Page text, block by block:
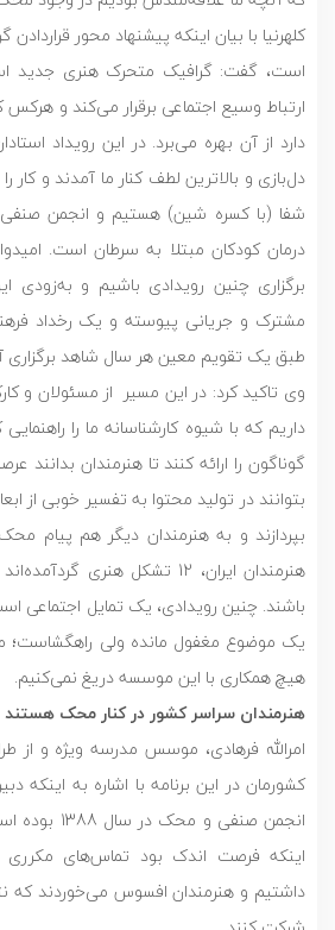
کلهرنیا با بیان اینکه پیشنهاد محور
است، گفت: گرافیک متحرک هنری جدید
ارتباط وسیع اجتماعی برقرار می‌کند و
دارد از آن بهره می‌برد. در این رویداد
دل‌بازی و بالاترین لطف کنار ما آمدند و کار
شفا (با کسره شین) هستیم و انجمن صنفی
درمان کودکان مبتلا به سرطان است.
برگزاری چنین رویدادی باشیم و به‌زودی
مشترک و جریانی پیوسته و یک رخداد
طبق یک تقویم معین هر سال شاهد برگزاری
وی تاکید کرد: در این مسیر از مسئولان و
داریم که با شیوه کارشناسانه ما را
گوناگون را ارائه کنند تا هنرمندان بدانند
بتوانند در تولید محتوا به تفسیر خوبی از
بپردازند و به هنرمندان دیگر هم پیام
هنرمندان ایران، 12 تشکل هنری
باشند. چنین رویدادی، یک تمایل
یک موضوع مغفول مانده ولی راهگشاست؛
هیچ همکاری با این موسسه دریغ نمی‌کنیم.
هنرمندان سراسر کشور در کنار محک هستند
امرالله فرهادی، موسس مدرسه ویژه و از
کشورمان در این برنامه با اشاره به اینکه
انجمن صنفی
اینکه فرصت اندک بود تماس‌های مکرری
داشتیم و هنرمندان افسوس می‌خوردند که